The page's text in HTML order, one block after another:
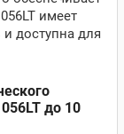
имеет
доступна для
до 10